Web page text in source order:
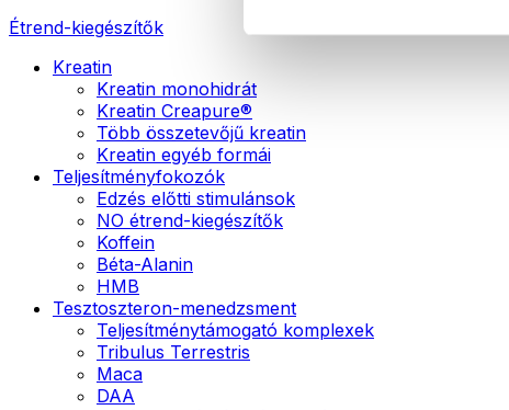
Étrend-kiegészítők
Kreatin
Kreatin monohidrát
Kreatin Creapure®
Több összetevőjű kreatin
Kreatin egyéb formái
Teljesítményfokozók
Edzés előtti stimulánsok
NO étrend-kiegészítők
Koffein
Béta-Alanin
HMB
Tesztoszteron-menedzsment
Teljesítménytámogató komplexek
Tribulus Terrestris
Maca
DAA